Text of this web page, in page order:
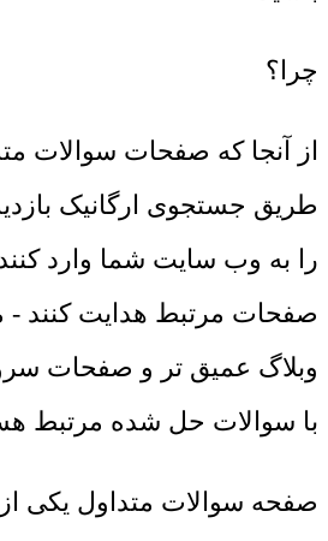
چرا؟
از آنجا که صفحات سوالات
طریق جستجوی ارگانیک
را به وب سایت شما وارد کنند
صفحات مرتبط هدایت کنند -
وبلاگ عمیق تر و صفحات
با سوالات حل شده مرتبط
صفحه سوالات متداول یکی